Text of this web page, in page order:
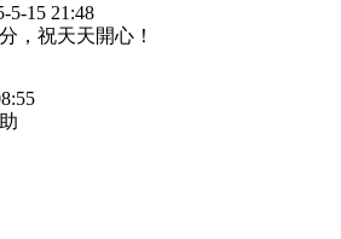
5-15 21:48
，祝天天開心！